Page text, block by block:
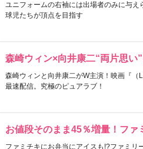
ユニフォームの右袖には出場者のみに与
球児たちが頂点を目指す
森崎ウィン×向井康二“両片思い
森崎ウィンと向井康二がW主演！映画『
最速配信。究極のピュアラブ！
お値段そのまま45％増量！ファ
ファミチキにお弁当にアイスも!?ファミリ